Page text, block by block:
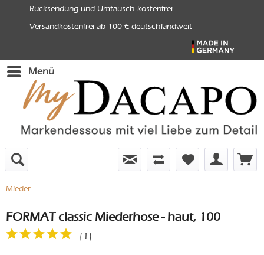
Rücksendung und Umtausch kostenfrei
Versandkostenfrei ab 100 € deutschlandweit
Menü
Mieder
FORMAT classic Miederhose - haut, 100
( 1 )